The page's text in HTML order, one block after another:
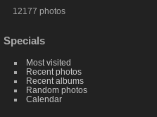
12177 photos
Specials
Most visited
Recent photos
Recent albums
Random photos
Calendar